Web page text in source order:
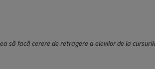
să facă cerere de retragere a elevilor de la